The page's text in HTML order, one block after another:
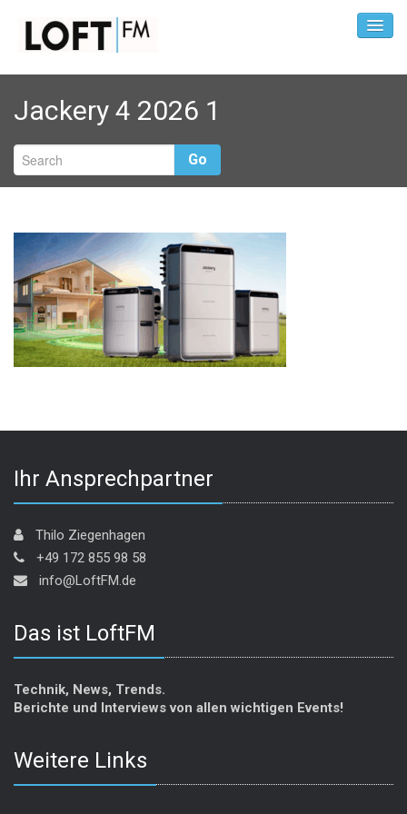
Jackery 4 2026 1
Go
Ihr Ansprechpartner
Thilo Ziegenhagen
+49 172 855 98 58
info@LoftFM.de
Das ist LoftFM
Technik, News, Trends.
Berichte und Interviews von allen wichtigen Events!
Weitere Links